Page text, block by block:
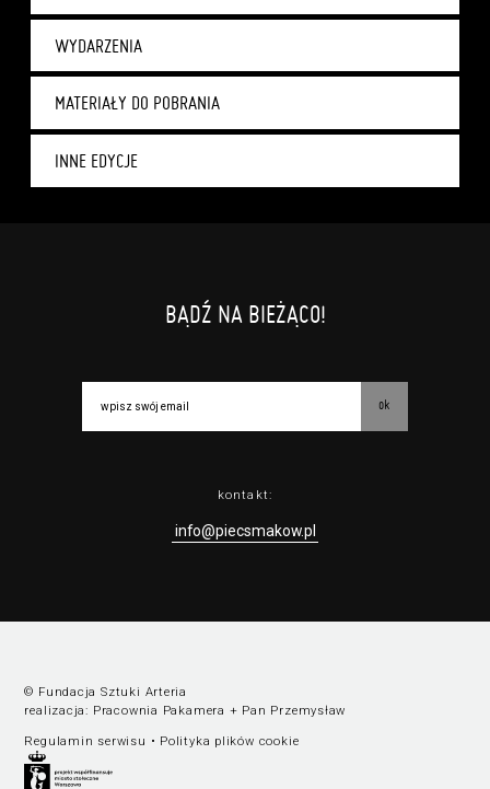
WYDARZENIA
MATERIAŁY DO POBRANIA
INNE EDYCJE
BĄDŹ NA BIEŻĄCO!
ok
kontakt:
info@piecsmakow.pl
© Fundacja Sztuki Arteria
realizacja: Pracownia Pakamera + Pan Przemysław
Regulamin serwisu • Polityka plików cookie